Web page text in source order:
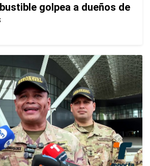
golpea a dueños de